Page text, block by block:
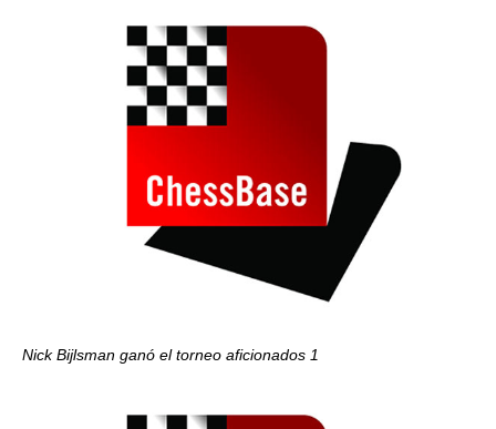
Nick Bijlsman ganó el torneo aficionados 1